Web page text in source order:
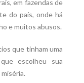
em fazendas de
do país, onde há
e muitos abusos.
que tinham uma
escolheu sua